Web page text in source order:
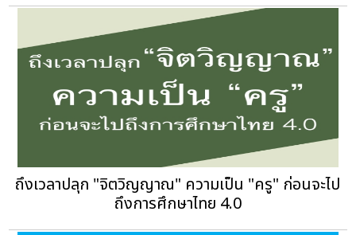
ถึงเวลาปลุก "จิตวิญญาณ" ความเป็น "ครู" ก่อนจะไป
ถึงการศึกษาไทย 4.0